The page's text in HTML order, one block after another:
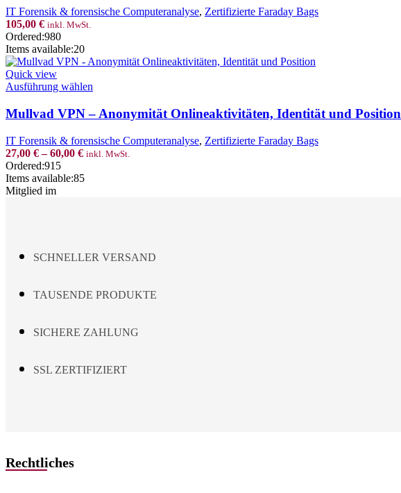
variants.
The
be
chosen
the
product
page
IT Forensik & forensische Computeranalyse, Zertifizierte Faraday Bags
105,00 € inkl. MwSt.
Ordered:980
Items available:20
Quick view
Ausführung wählen
has
multiple
variants.
The
options
Mullvad VPN – Anonymität Onlineaktivitäten, Identität und Position
IT Forensik & forensische Computeranalyse, Zertifizierte Faraday Bags
27,00 €–60,00 € inkl. MwSt.
Ordered:915
Items available:85
Mitglied im
SCHNELLER VERSAND
TAUSENDE PRODUKTE
SICHERE ZAHLUNG
SSL ZERTIFIZIERT
Rechtliches